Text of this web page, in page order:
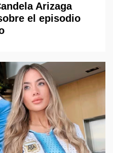
Arizaga
el episodio